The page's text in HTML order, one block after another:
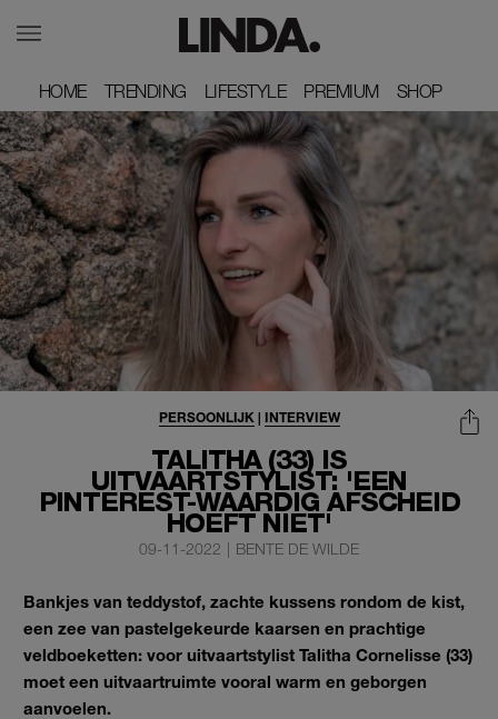
HOME
HOME TRENDING
TRENDING LIFESTYLE
LIFESTYLE PREMIUM
PREMIUM SHOP
SHOP
TALITHA (33) IS
UITVAARTSTYLIST: 'EEN
PINTEREST-WAARDIG AFSCHEID
HOEFT NIET'
PERSOONLIJK | INTERVIEW
09-11-2022 | BENTE DE WILDE
Bankjes van teddystof, zachte kussens rondom de kist,
een zee van pastelgekeurde kaarsen en prachtige
veldboeketten: voor uitvaartstylist Talitha Cornelisse (33)
moet een uitvaartruimte vooral warm en geborgen
aanvoelen.